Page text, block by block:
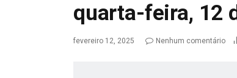
quarta-feira, 12
fevereiro 12, 2025 Nenhum comentário